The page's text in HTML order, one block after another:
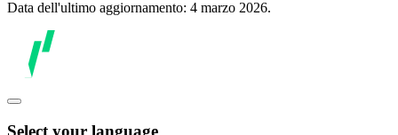
Data dell'ultimo aggiornamento: 4 marzo 2026.
Select your language